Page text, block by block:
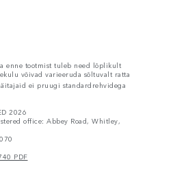
enne tootmist tuleb need lõplikult
võivad varieeruda sõltuvalt ratta
ei pruugi standardrehvidega
2026
office: Abbey Road, Whitley,
PDF